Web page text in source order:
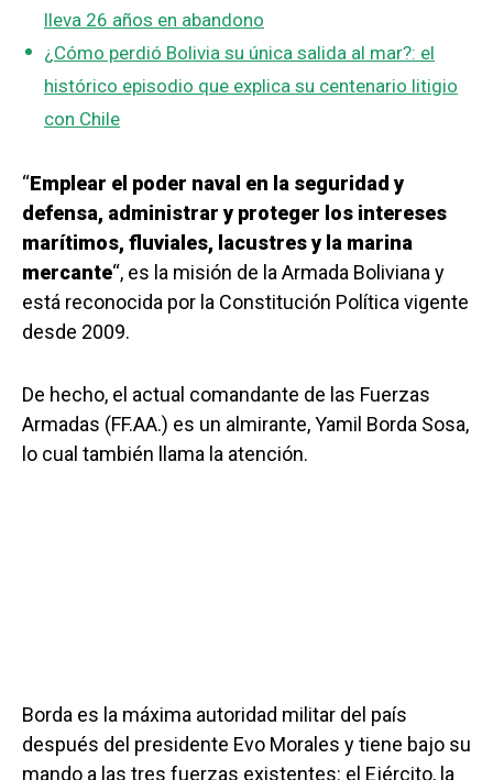
lleva 26 años en abandono
¿Cómo perdió Bolivia su única salida al mar?: el
histórico episodio que explica su centenario litigio
con Chile
“Emplear el poder naval en la seguridad y
defensa, administrar y proteger los intereses
marítimos, fluviales, lacustres y la marina
mercante“, es la misión de la Armada Boliviana y
está reconocida por la Constitución Política vigente
desde 2009.
De hecho, el actual comandante de las Fuerzas
Armadas (FF.AA.) es un almirante, Yamil Borda Sosa,
lo cual también llama la atención.
Borda es la máxima autoridad militar del país
después del presidente Evo Morales y tiene bajo su
mando a las tres fuerzas existentes: el Ejército, la